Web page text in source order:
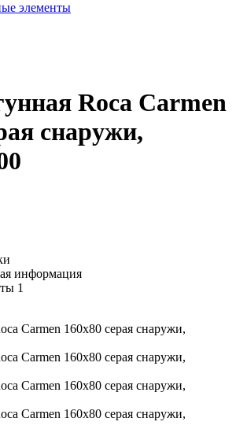
элементы
Roca Carmen
снаружи,
информация
1